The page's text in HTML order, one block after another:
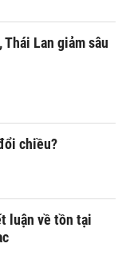
Lan giảm sâu
chiều?
luận về tồn tại